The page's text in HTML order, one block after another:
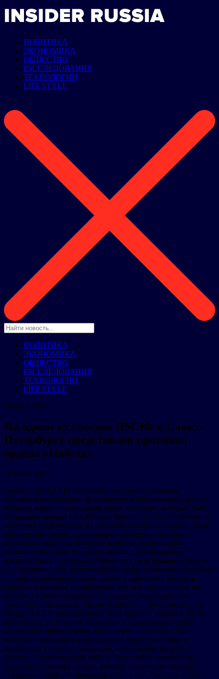
ПОЛИТИКА
ЭКОНОМИКА
ОБЩЕСТВО
РАССЛЕДОВАНИЯ
ТЕХНОЛОГИИ
LIFE STYLE
ПОЛИТИКА
ЭКОНОМИКА
ОБЩЕСТВО
РАССЛЕДОВАНИЯ
ТЕХНОЛОГИИ
LIFE STYLE
ОБЩЕСТВО
На одном из стендов ПМЭФ в Санкт-
Петербурге представлен оригинал
ордена «Победа»
22 июня 2025
Впервые на XXVIII Петербургском международном
экономическом форуме экспонируется одна из самых редких
наград в мире — подлинный орден «Победа», которым был
награждён маршал СССР Семен Константинович Тимошенко.
Экспонат предоставлен из собрания «Гохрана России». Идея
оформления стенда, посвящённого 80-летию Победы, с
настоящим орденом «Победа» в центре экспозиции и
масштабным панно из живых цветов с изображением
награды, была поддержана Министерством финансов России
и «Гохраном». Эта экспозиция на стенде компании «Уралхим»
— дань уважения великому подвигу советского народа в
борьбе с нацизмом. Символично, что она представлена на
форуме в Санкт-Петербурге — городе с героической и
трагической историей. Орден «Победа» — высшая военная
награда СССР, учреждённая в 1943 году. Он входит в число
важнейших экспонатов «Гохрана» и представляет собой
уникальное произведение ювелирного искусства. Этой
наградой отмечались командующие Красной Армии за
выдающиеся военные операции, повлиявшие на исход
Великой Отечественной войны. Всего было изготовлено
лишь 22 экземпляра ордена, каждый из которых обладает
исключительной исторической ценностью. Сегодня орден